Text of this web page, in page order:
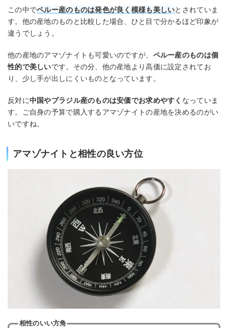
この中でペルー産のものは発色が良く模様も美しいとされていま
す。他の産地のものと比較した場合、ひと目で分かるほど印象が
違うでしょう。
他の産地のアマゾナイトも可愛いのですが、 ペルー産のものは個
性的で美しいです。その分、他の産地より高価に設定されてお
り、少し手が出しにくいものとなっています。
反対に中国やブラジル産のものは安価でお求めやすく なっていま
す。ご自身の予算で購入するアマゾナイトの産地を決めるのがい
いですね。
アマゾナイトと相性の良い方位
相性のいい方角